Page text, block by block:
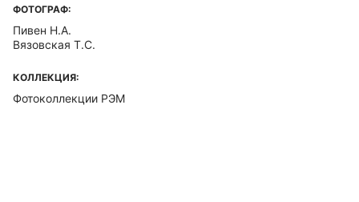
ФОТОГРАФ:
Пивен Н.А.
Вязовская Т.С.
КОЛЛЕКЦИЯ:
Фотоколлекции РЭМ